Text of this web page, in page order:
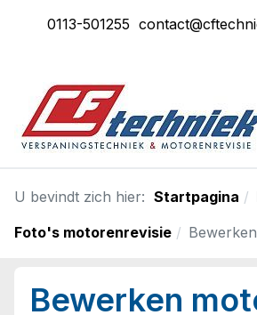
0113-501255
U bevindt zich hier: Startpagina
Foto's motorenrevisie
Bewerken